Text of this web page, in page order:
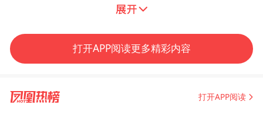
靳埭强是最早享誉国际的中国平面设计大
打开APP阅读更多精彩内容
打开APP阅读